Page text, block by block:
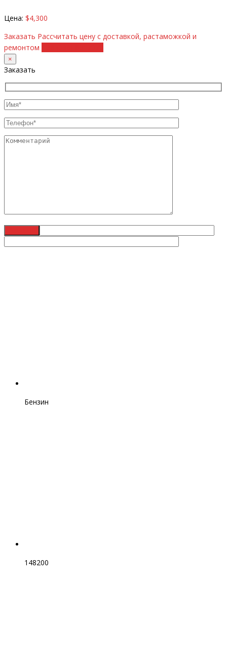
Цена: $4,300
Заказать Рассчитать цену с доставкой, растаможкой и
ремонтом
×
Заказать
Бензин
148200